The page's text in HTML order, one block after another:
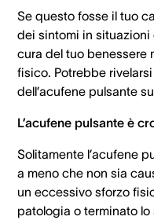
Se questo fosse il tuo
dei sintomi in
cura del tuo benessere
fisico. Potrebbe
dell’acufene pulsante
L’acufene pulsante è
Solitamente l’acufene
a meno che non sia
un eccessivo sforzo
patologia o terminato